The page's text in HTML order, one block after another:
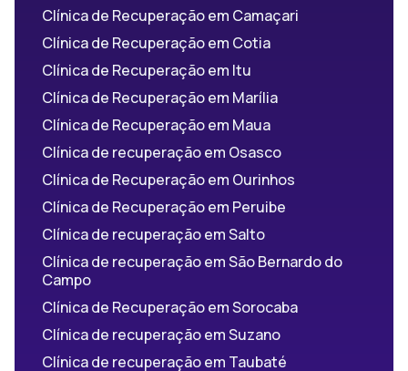
Clínica de Recuperação em Camaçari
Clínica de Recuperação em Cotia
Clínica de Recuperação em Itu
Clínica de Recuperação em Marília
Clínica de Recuperação em Maua
Clínica de recuperação em Osasco
Clínica de Recuperação em Ourinhos
Clínica de Recuperação em Peruibe
Clínica de recuperação em Salto
Clínica de recuperação em São Bernardo do
Campo
Clínica de Recuperação em Sorocaba
Clínica de recuperação em Suzano
Clínica de recuperação em Taubaté